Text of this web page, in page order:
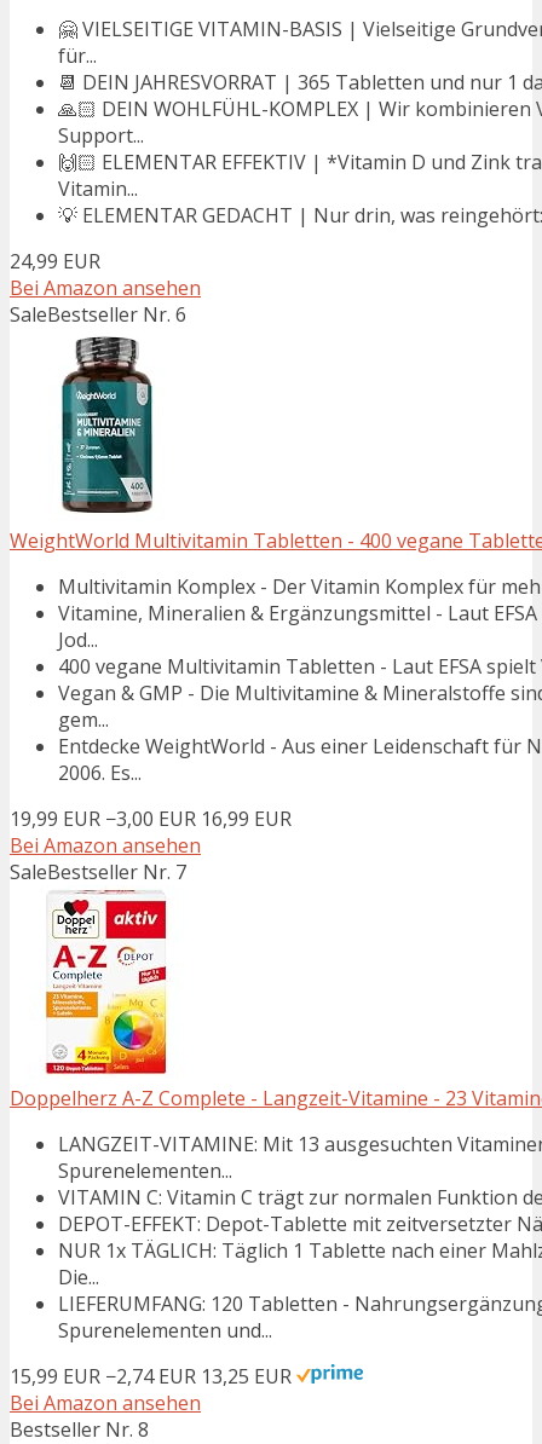
🤗 VIELSEITIGE VITAMIN-BASIS | Vielseitige
für...
📆 DEIN JAHRESVORRAT | 365 Tabletten und nur 1
🙏🏻 DEIN WOHLFÜHL-KOMPLEX | Wir
Support...
🙌🏻 ELEMENTAR EFFEKTIV | *Vitamin D und Zink
Vitamin...
💡 ELEMENTAR GEDACHT | Nur drin, was
24,99 EUR
Bei Amazon ansehen
SaleBestseller Nr. 6
WeightWorld Multivitamin Tabletten - 400 vegane
Multivitamin Komplex - Der Vitamin Komplex für
Vitamine, Mineralien & Ergänzungsmittel - Laut
Jod...
400 vegane Multivitamin Tabletten - Laut EFSA
Vegan & GMP - Die Multivitamine & Mineralstoffe
gem...
Entdecke WeightWorld - Aus einer Leidenschaft für
2006. Es...
19,99 EUR −3,00 EUR 16,99 EUR
Bei Amazon ansehen
SaleBestseller Nr. 7
Doppelherz A-Z Complete - Langzeit-Vitamine - 23
LANGZEIT-VITAMINE: Mit 13 ausgesuchten
Spurenelementen...
VITAMIN C: Vitamin C trägt zur normalen Funktion
DEPOT-EFFEKT: Depot-Tablette mit zeitversetzter
NUR 1x TÄGLICH: Täglich 1 Tablette nach einer
Die...
LIEFERUMFANG: 120 Tabletten -
Spurenelementen und...
15,99 EUR −2,74 EUR 13,25 EUR
Bei Amazon ansehen
Bestseller Nr. 8